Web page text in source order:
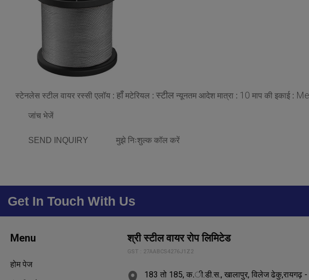
स्टेनलेस स्टील वायर रस्सी एलॉय : हाँ मटेरियल : स्टील न्यूनतम आदेश मात्रा : 10 माप की इकाई :
जांच भेजें
SEND INQUIRY मुझे निःशुल्क कॉल करें
Get In Touch With Us
Menu
होम पेज
श्री स्टील वायर रोप लिमिटेड
GST : 27AABCS4276J1Z2
183 तो 185, क.ी.डी.स., खालापुर, विलेज ढेकु,रायगढ़ -